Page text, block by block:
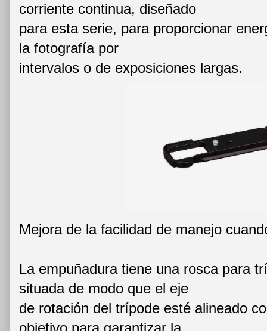
corriente continua, diseñado
para esta serie, para proporcionar
la fotografía por
intervalos o de exposiciones largas.
Mejora de la facilidad de manejo
La empuñadura tiene una rosca para
situada de modo que el eje
de rotación del trípode esté alineado